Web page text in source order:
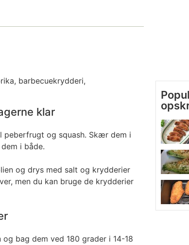
barbecuekrydderi,
klar
og squash. Skær dem i
i både.
og drys med salt og krydderier
men du kan bruge de krydderier
bag dem ved 180 grader i 14-18